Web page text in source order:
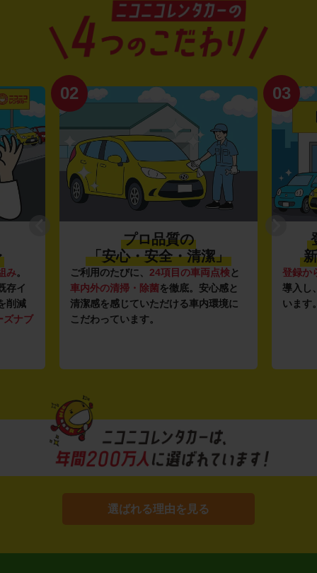
み。
存イ
削減
ズナブ
02
プロ品質の
「安心・安全・清潔」
ご利用のたびに、 24項目の車両点検と
車内外の清掃・除菌を徹底。安心感と
清潔感を感じていただける車内環境に
こだわっています。
03
登録か
導入し
います
選ばれる理由を見る